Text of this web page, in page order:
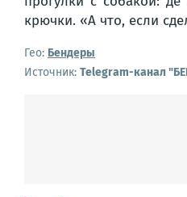
крючки. «А что, если
Гео: Бендеры
Источник: Telegram-канал